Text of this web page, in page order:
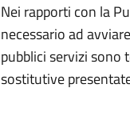
Nei rapporti con la
necessario ad
pubblici servizi
sostitutive